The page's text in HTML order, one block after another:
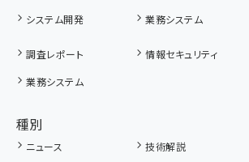
システム開発 業務システム
調査レポート
情報セキュリティ
業務システム
種別
ニュース 技術解説